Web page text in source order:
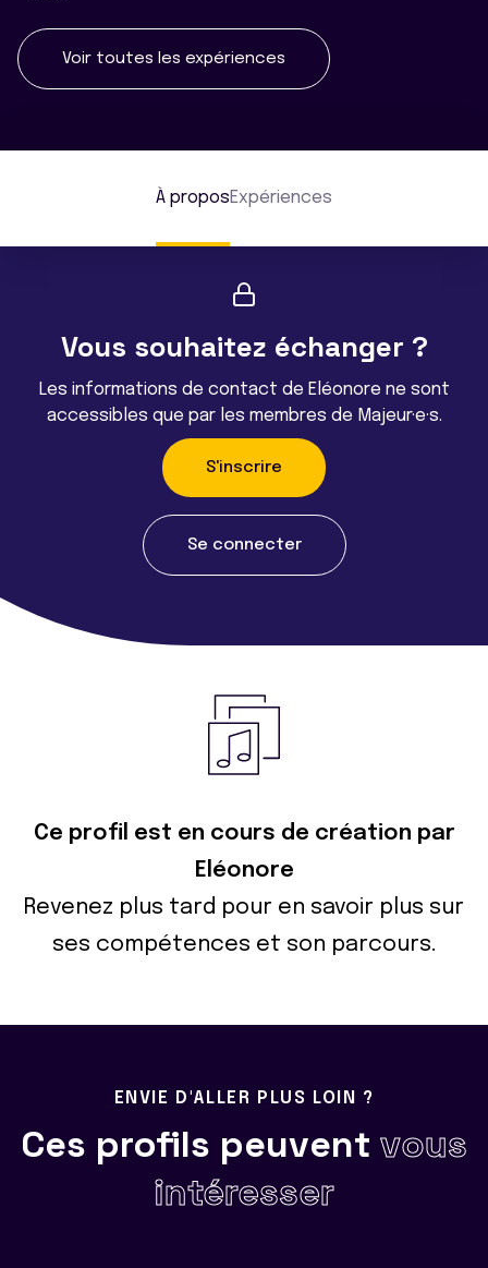
Voir toutes les expériences
À proposExpériences
Vous souhaitez échanger ?
Les informations de contact de Eléonore ne sont
accessibles que par les membres de Majeur·e·s.
S'inscrire
Se connecter
Ce profil est en cours de création par
Eléonore
Revenez plus tard pour en savoir plus sur
ses compétences et son parcours.
ENVIE D'ALLER PLUS LOIN ?
Ces profils peuvent vous
intéresser